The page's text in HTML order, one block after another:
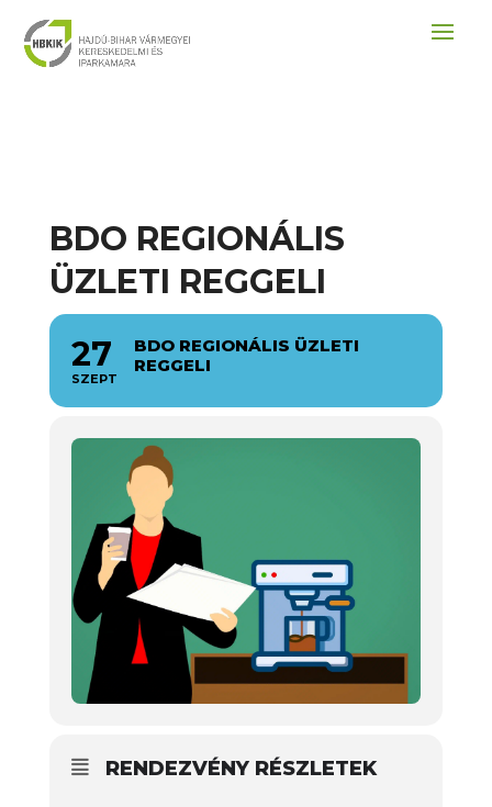
BDO REGIONÁLIS
ÜZLETI REGGELI
27
SZEPT
BDO REGIONÁLIS ÜZLETI
REGGELI
RENDEZVÉNY RÉSZLETEK